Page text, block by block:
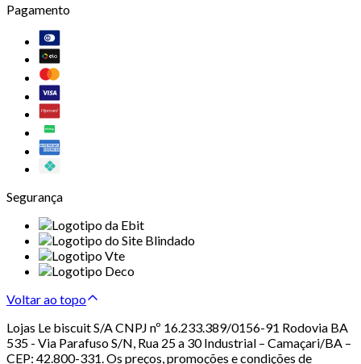
Pagamento
Segurança
Voltar ao topo
Lojas Le biscuit S/A CNPJ nº 16.233.389/0156-91 Rodovia BA
535 - Via Parafuso S/N, Rua 25 a 30 Industrial – Camaçari/BA –
CEP: 42.800-331. Os preços, promoções e condições de